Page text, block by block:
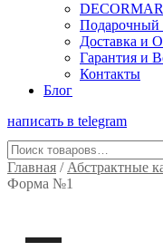
Подарочный
Доставка и
Гарантия и
Контакты
Блог
написать в telegram
Главная / Абстрактные
Форма №1